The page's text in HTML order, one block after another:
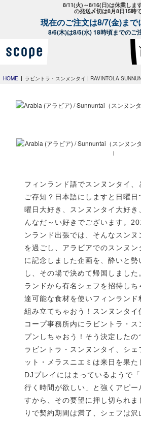
8/11(火)～8/16(日)は休業しま
の発送〆切は8月8日15時で
現在のご注文は8/7(金)ま
8/6(木)は8/5(水) 18時頃までのご
HOME ラビントラ・スンヌンタイ | RAVINTOLA
フィンランド語でスンヌンタイ、
ご存知？日本語にしますと日曜日
曜日大好き、スンヌンタイ大好き
んなだ～い好きでございます。
ンランド出張では、そんなスンヌ
を過ごし、アラビアでのスンヌン
に記念しました企画を、酔いと勢
し、その場で決めて帰国しました
ランドから有名シェフを招待しち
達可能な食材を使いフィンランド
組み立てちゃおう！スンヌンタイ
コープ事務所内にラビントラ・ス
プンしちゃおう！そう決定したの
ラビントラ・スンヌンタイ、シェ
ット・メラスニエミは来日を果た
DJプレイにはまっているようで
行く時間が欲しい」と強くアピー
すから、その要望に押し切られま
りで契約期間は満了、シェフは